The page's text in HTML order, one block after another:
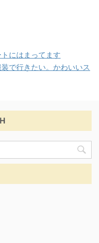
にはまってます
で行きたい。かわいいス